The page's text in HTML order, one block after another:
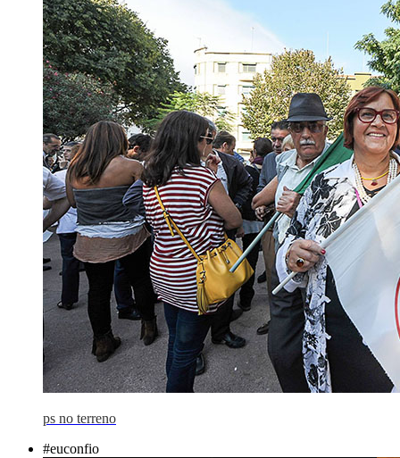
ps no terreno
#euconfio